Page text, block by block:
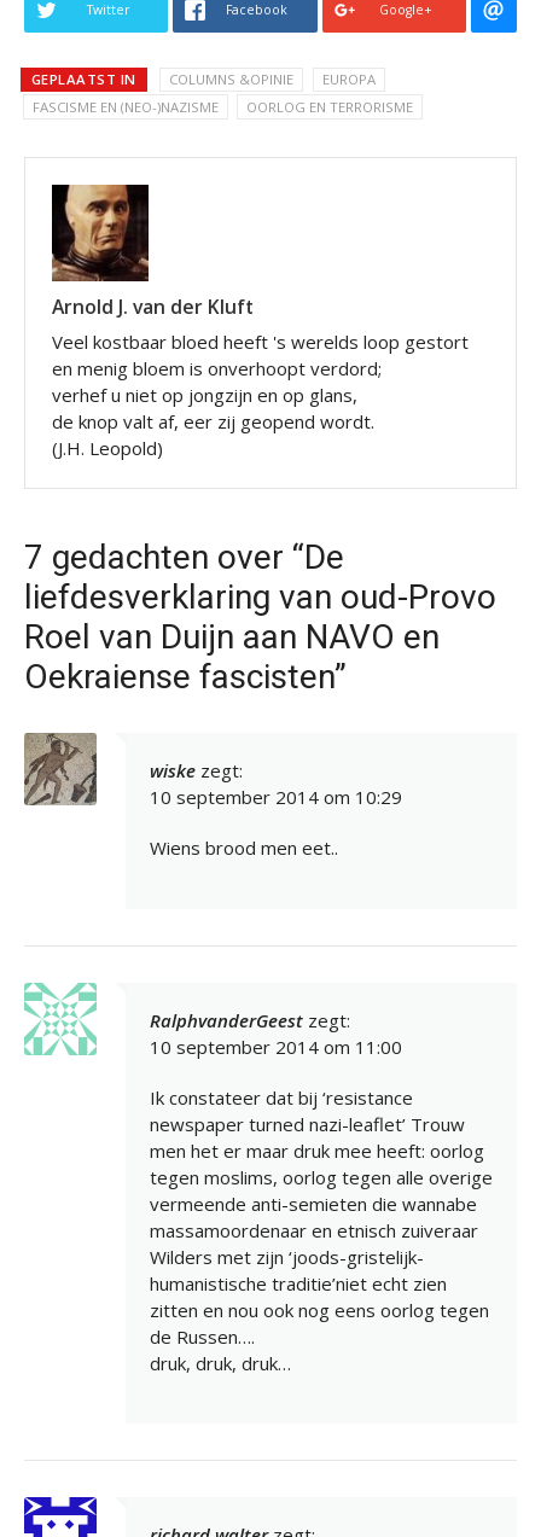
Twitter Facebook Google+
GEPLAATST IN COLUMNS &OPINIE
EUROPA
FASCISME EN (NEO-)NAZISME
OORLOG EN TERRORISME
Arnold J. van der Kluft
Veel kostbaar bloed heeft 's werelds loop gestort
en menig bloem is onverhoopt verdord;
verhef u niet op jongzijn en op glans,
de knop valt af, eer zij geopend wordt.
(J.H. Leopold)
7 gedachten over “De
liefdesverklaring van oud-Provo
Roel van Duijn aan NAVO en
Oekraiense fascisten”
wiske zegt:
10 september 2014 om 10:29
Wiens brood men eet..
RalphvanderGeest zegt:
10 september 2014 om 11:00
Ik constateer dat bij ‘resistance
newspaper turned nazi-leaflet’ Trouw
men het er maar druk mee heeft: oorlog
tegen moslims, oorlog tegen alle overige
vermeende anti-semieten die wannabe
massamoordenaar en etnisch zuiveraar
Wilders met zijn ‘joods-gristelijk-
humanistische traditie’niet echt zien
zitten en nou ook nog eens oorlog tegen
de Russen….
druk, druk, druk…